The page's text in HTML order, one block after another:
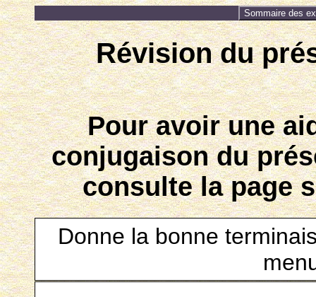
Sommaire des
Révision du
Pour avoir une
conjugaison du
consulte la page
Donne la bonne